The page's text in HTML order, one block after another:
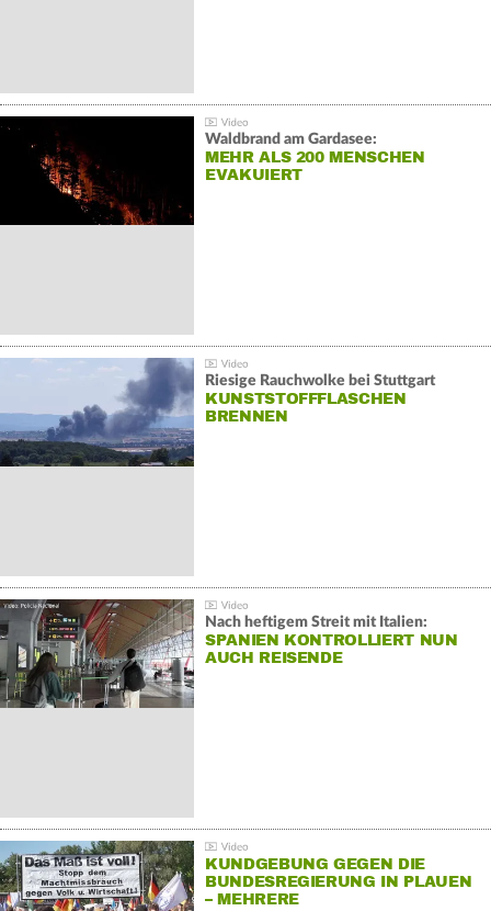
Waldbrand am Gardasee:
MEHR ALS 200 MENSCHEN
EVAKUIERT
Riesige Rauchwolke bei Stuttgart
KUNSTSTOFFFLASCHEN
BRENNEN
Nach heftigem Streit mit Italien:
SPANIEN KONTROLLIERT NUN
AUCH REISENDE
KUNDGEBUNG GEGEN DIE
BUNDESREGIERUNG IN PLAUEN
– MEHRERE